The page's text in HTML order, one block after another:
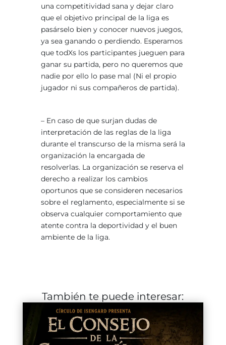
una competitividad sana y dejar claro
que el objetivo principal de la liga es
pasárselo bien y conocer nuevos juegos,
ya sea ganando o perdiendo. Esperamos
que todXs los participantes jueguen para
ganar su partida, pero no queremos que
nadie por ello lo pase mal (Ni el propio
jugador ni sus compañeros de partida).
– En caso de que surjan dudas de
interpretación de las reglas de la liga
durante el transcurso de la misma será la
organización la encargada de
resolverlas. La organización se reserva el
derecho a realizar los cambios
oportunos que se consideren necesarios
sobre el reglamento, especialmente si se
observa cualquier comportamiento que
atente contra la deportividad y el buen
ambiente de la liga.
También te puede interesar: